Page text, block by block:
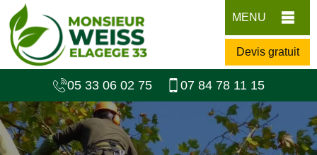
MENU
Devis gratuit
05 33 06 02 75 07 84 78 11 15